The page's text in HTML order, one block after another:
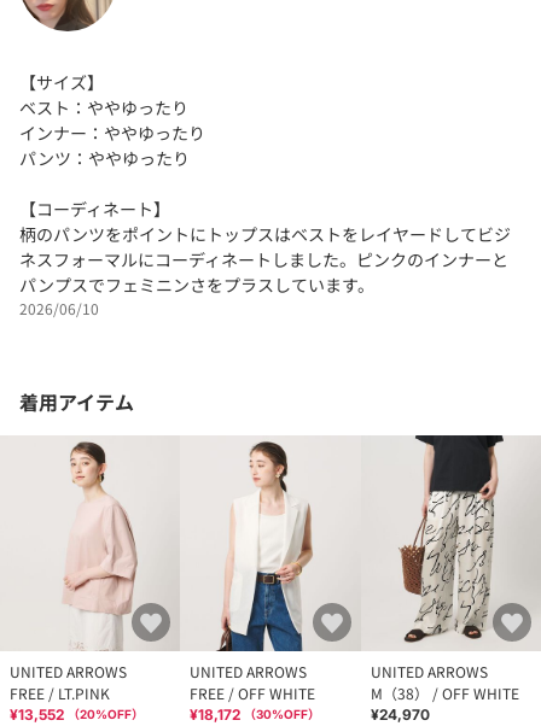
【サイズ】
ベスト：ややゆったり
インナー：ややゆったり
パンツ：ややゆったり
【コーディネート】
柄のパンツをポイントにトップスはベストをレイヤードしてビジ
ネスフォーマルにコーディネートしました。ピンクのインナーと
パンプスでフェミニンさをプラスしています。
2026/06/10
着用アイテム
UNITED ARROWS
FREE / LT.PINK
¥13,552 （20%OFF）
UNITED ARROWS
FREE / OFF WHITE
¥18,172 （30%OFF）
UNITED ARROWS
M（38） / OFF WHITE
¥24,970